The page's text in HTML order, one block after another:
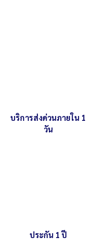
บริการส่งด่วนภายใน 1
วัน
ประกัน 1 ปี